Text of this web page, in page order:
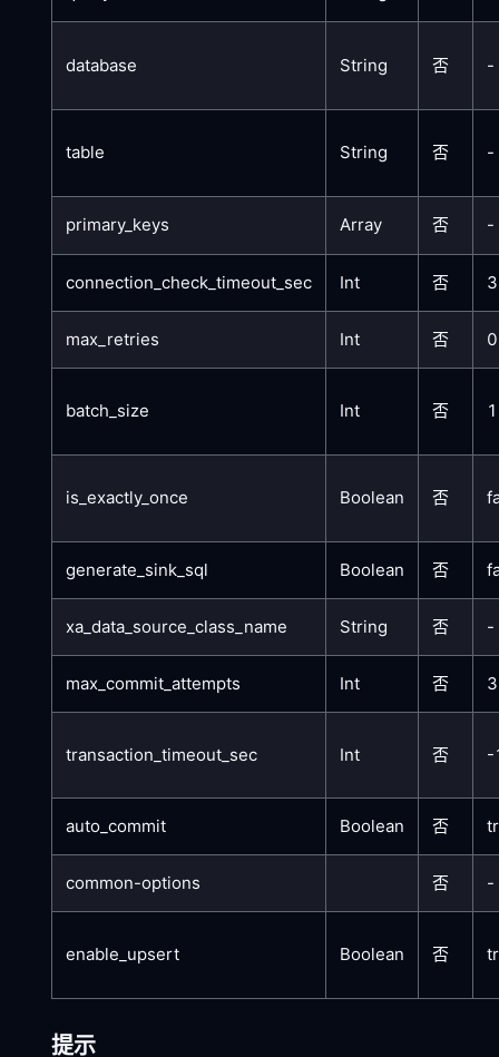
database String 否 -
table String 否 -
primary_keys Array 否 -
connection_check_timeout_sec Int 否
max_retries Int 否 0
batch_size Int 否
is_exactly_once Boolean 否
generate_sink_sql Boolean 否
xa_data_source_class_name String 否 -
max_commit_attempts Int 否 3
transaction_timeout_sec Int 否 -
auto_commit Boolean 否
common-options 否 -
enable_upsert Boolean 否
提示